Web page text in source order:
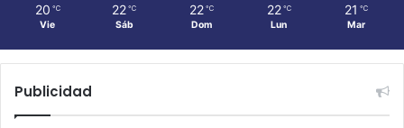
20 ℃
Vie
22 ℃
Sáb
22 ℃
Dom
22 ℃
Lun
21 ℃
Mar
Publicidad